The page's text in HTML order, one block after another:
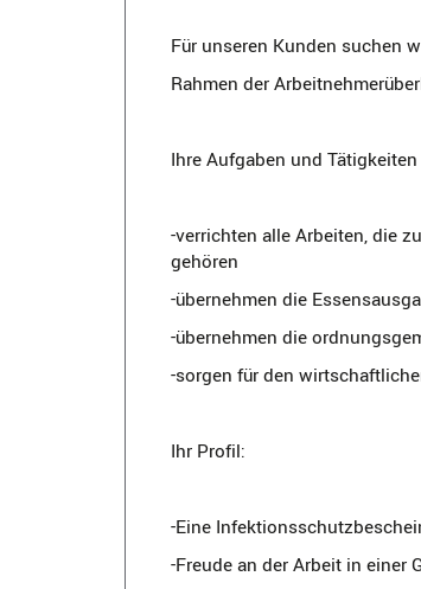
Für unseren Kunden suchen
Rahmen der
Ihre Aufgaben und
-verrichten alle Arbeiten, die
gehören
-übernehmen die
-übernehmen die
-sorgen für den
Ihr Profil:
-Eine
-Freude an der Arbeit in einer